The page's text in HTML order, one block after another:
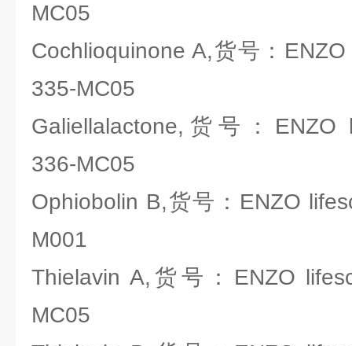
MC05
Cochlioquinone A,货号：
335-MC05
Galiellalactone,货号：ENZO
336-MC05
Ophiobolin B,货号：ENZO
M001
Thielavin A,货号：ENZO
MC05